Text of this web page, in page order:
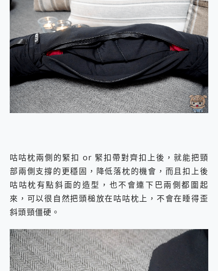
咕咕枕兩側的緊扣 or 緊扣帶對齊扣上後，就能把頸
部兩側支撐的更穩固，降低落枕的機會，而且扣上後
咕咕枕有點斜面的造型，也不會連下巴兩側都圍起
來，可以很自然把頭槌放在咕咕枕上，不會在睡得歪
斜頭頸僵硬。